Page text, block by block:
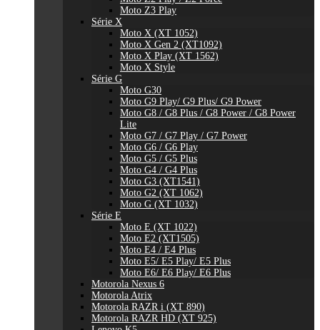
Moto Z3 Play
Série X
Moto X (XT 1052)
Moto X Gen 2 (XT1092)
Moto X Play (XT 1562)
Moto X Style
Série G
Moto G30
Moto G9 Play/ G9 Plus/ G9 Power
Moto G8 / G8 Plus / G8 Power / G8 Power
Lite
Moto G7 / G7 Play / G7 Power
Moto G6 / G6 Play
Moto G5 / G5 Plus
Moto G4 / G4 Plus
Moto G3 (XT1541)
Moto G2 (XT 1062)
Moto G (XT 1032)
Série E
Moto E (XT 1022)
Moto E2 (XT1505)
Moto E4 / E4 Plus
Moto E5/ E5 Play/ E5 Plus
Moto E6/ E6 Play/ E6 Plus
Motorola Nexus 6
Motorola Atrix
Motorola RAZR i (XT 890)
Motorola RAZR HD (XT 925)